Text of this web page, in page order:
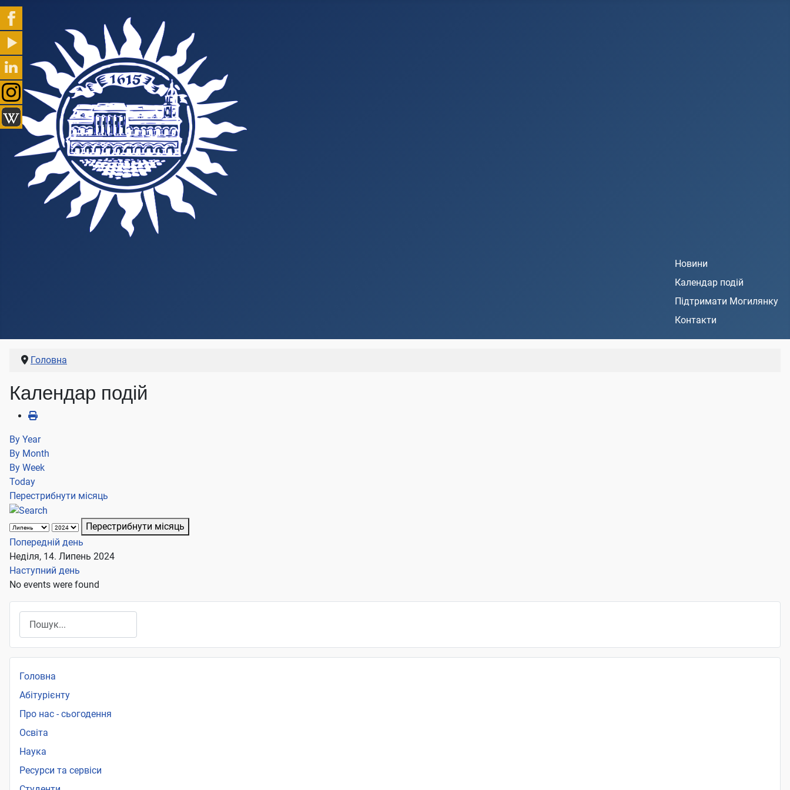
Новини
Календар подій
Підтримати Могилянку
Контакти
Головна
Календар подій
By Year
By Month
By Week
Today
Перестрибнути місяць
Перестрибнути місяць
Попередній день
Неділя, 14. Липень 2024
Наступний день
No events were found
Головна
Абітурієнту
Про нас - сьогодення
Освіта
Наука
Ресурси та сервіси